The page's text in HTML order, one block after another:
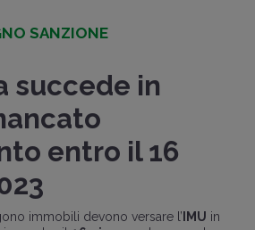
SANZIONE
succede in
entro il 16
immobili devono versare l’ IMU in